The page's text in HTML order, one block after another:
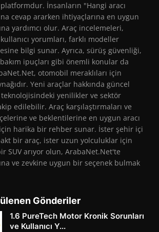
İnsanların "Hangi aracı
cevap ararken ihtiyaçlarına en uygun
yardımcı olur. Araç incelemeleri,
yorumları, farklı modeller
bilgi sunar. Ayrıca, sürüş güvenliği,
ipuçları gibi önemli konular da
otomobil meraklıları için
Yeni araçlar hakkında güncel
yenilikler ve sektör
edilebilir. Araç karşılaştırmaları ve
ve beklentilerine en uygun aracı
harika bir rehber sunar. İster şehir içi
bir araç, ister uzun yolculuklar için
SUV arıyor olun, ArabaNet.Net'te
ve zevkine uygun bir seçenek bulmak
Gönderiler
1.6 PureTech Motor Kronik Sorunları
ve Kullanıcı Y...